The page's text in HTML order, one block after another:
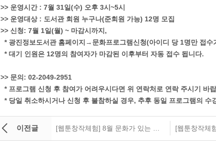
>> 운영시간 : 7월 31일(수) 오후 3시~5시
>> 운영대상 : 도서관 회원 누구나(준회원 가능) 12명 모집
>> 신청: 7월 1일(월) ~ 마감시까지,
* 광진정보도서관 홈페이지→문화프로그램신청(아이디 당 1명만 접수
* 대기 인원은 12명의 참여자가 마감된 이후부터 자동 접수 됩니다.
>> 문의: 02-2049-2951
* 프로그램 신청 후 참여가 어려우시다면 위 연락처로 연락 주시기 바
* 당일 취소하시거나 신청 후 불참하실 경우, 추후 동일 프로그램의 수
이전글